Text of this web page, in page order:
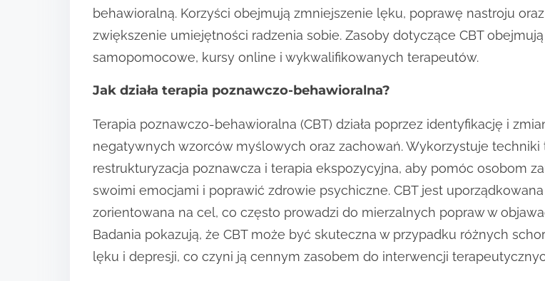
behawioralną. Korzyści obejmują zmniejszenie lęku, poprawę nastroju oraz
zwiększenie umiejętności radzenia sobie. Zasoby dotyczące CBT
samopomocowe, kursy online i wykwalifikowanych terapeutów.
Jak działa terapia poznawczo-behawioralna?
Terapia poznawczo-behawioralna (CBT) działa poprzez identyfikację i
negatywnych wzorców myślowych oraz zachowań. Wykorzystuje techniki
restrukturyzacja poznawcza i terapia ekspozycyjna, aby pomóc osobom
swoimi emocjami i poprawić zdrowie psychiczne. CBT jest uporządkowana
zorientowana na cel, co często prowadzi do mierzalnych popraw w
Badania pokazują, że CBT może być skuteczna w przypadku różnych
lęku i depresji, co czyni ją cennym zasobem do interwencji